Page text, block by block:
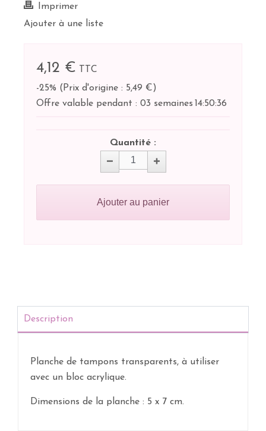
Imprimer
Ajouter à une liste
4,12 €
TTC
-25% ( Prix d'origine : 5,49 €)
Offre valable pendant : 03 semaines 14:50:36
Quantité :
Ajouter au panier
Description
Planche de tampons transparents, à utiliser
avec un bloc acrylique.
Dimensions de la planche : 5 x 7 cm.